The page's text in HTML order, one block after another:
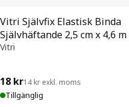
Vitri Självfix Elastisk Binda
Självhäftande 2,5 cm x 4,6 m
Vitri
18 kr14 kr exkl. moms
Tillgänglig